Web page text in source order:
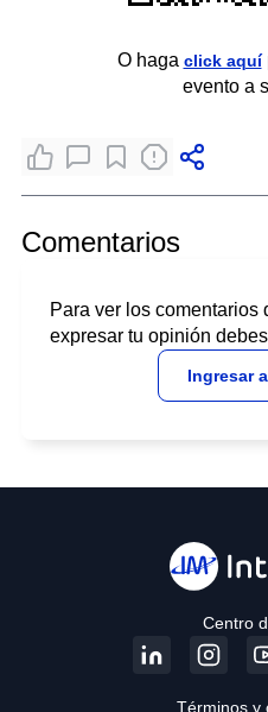
O haga click aquí
evento a
Comentarios
Para ver los comentarios
expresar tu opinión
Ingresar
Centro
Términos y